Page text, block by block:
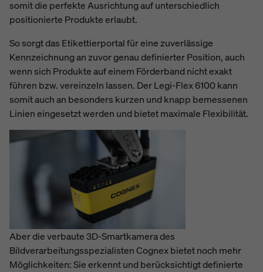
somit die perfekte Ausrichtung auf unterschiedlich
positionierte Produkte erlaubt.
So sorgt das Etikettierportal für eine zuverlässige
Kennzeichnung an zuvor genau definierter Position, auch
wenn sich Produkte auf einem Förderband nicht exakt
führen bzw. vereinzeln lassen. Der Legi-Flex 6100 kann
somit auch an besonders kurzen und knapp bemessenen
Linien eingesetzt werden und bietet maximale Flexibilität.
Aber die verbaute 3D-Smartkamera des
Bildverarbeitungsspezialisten Cognex bietet noch mehr
Möglichkeiten: Sie erkennt und berücksichtigt definierte